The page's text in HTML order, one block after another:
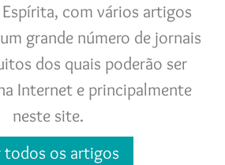
com vários artigos
grande número de jornais
dos quais poderão ser
Internet e principalmente
neste site.
todos os artigos